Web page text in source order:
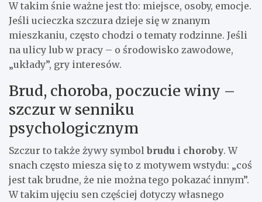
W takim śnie ważne jest tło: miejsce, osoby, emocje.
Jeśli ucieczka szczura dzieje się w znanym
mieszkaniu, często chodzi o tematy rodzinne. Jeśli
na ulicy lub w pracy – o środowisko zawodowe,
„układy”, gry interesów.
Brud, choroba, poczucie winy –
szczur w senniku
psychologicznym
Szczur to także żywy symbol brudu i choroby. W
snach często miesza się to z motywem wstydu: „coś
jest tak brudne, że nie można tego pokazać innym”.
W takim ujęciu sen częściej dotyczy własnego